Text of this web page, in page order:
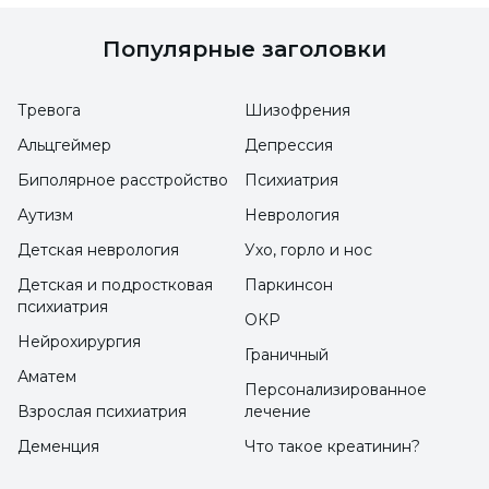
После решения карьерного теста они могут
текущие дни предпочтений и
продвижения и получить информацию о
рассматриваемых ими областях лично или
онлайн. В последние два дня они должны
обязательно принять решение. Те, кто не
может ничего сделать, должны хотя бы
посетить сайты университетов. Какие там
есть факультеты? Каково содержание
курсов? Каковы особенности факультета?
Популярные заголовки
Тревога
Альцгеймер
Биполярное расстройство
Аутизм
Детская неврология
Шизофрения
Депрессия
Психиатрия
Неврология
Ухо, горло и нос
Детская и подростковая
психиатрия
Нейрохирургия
Аматем
Взрослая психиатрия
Деменция
Паркинсон
ОКР
Граничный
Персонализированное
лечение
Что такое креатинин?